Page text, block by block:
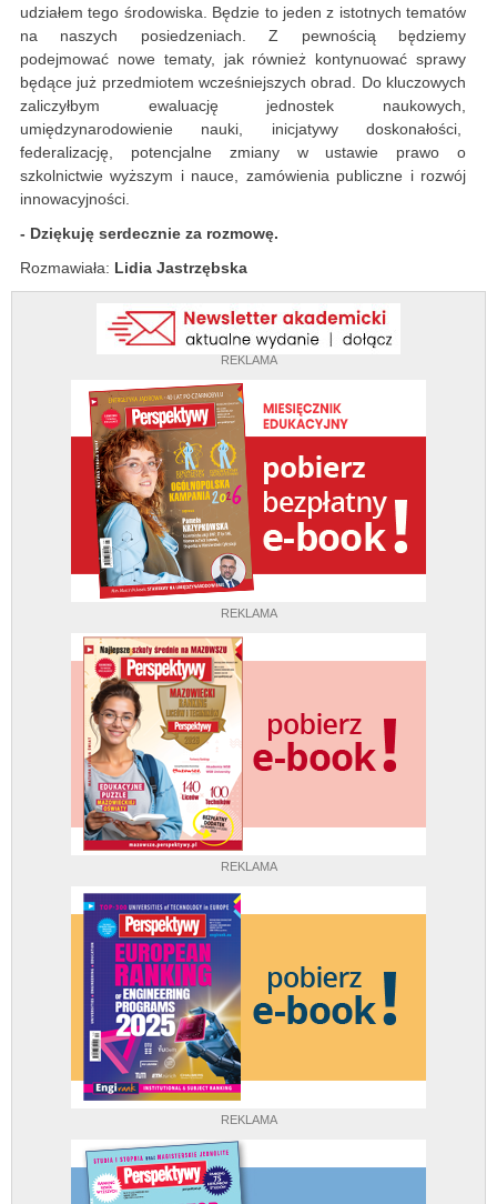
REKLAMA
REKLAMA
REKLAMA
REKLAMA
udziałem tego środowiska. Będzie to jeden z istotnych tematów
na naszych posiedzeniach. Z pewnością będziemy
podejmować nowe tematy, jak również kontynuować sprawy
będące już przedmiotem wcześniejszych obrad. Do kluczowych
zaliczyłbym ewaluację jednostek naukowych,
umiędzynarodowienie nauki, inicjatywy doskonałości,
federalizację, potencjalne zmiany w ustawie prawo o
szkolnictwie wyższym i nauce, zamówienia publiczne i rozwój
innowacyjności.
- Dziękuję serdecznie za rozmowę.
Rozmawiała: Lidia Jastrzębska